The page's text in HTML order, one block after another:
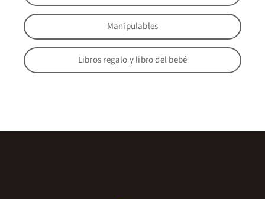
Manipulables
Libros regalo y libro del bebé